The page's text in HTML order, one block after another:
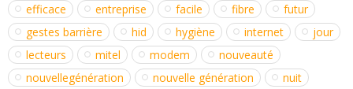
efficace
entreprise facile fibre
futur
gestes barrière
hid hygiène internet
jour
lecteurs
mitel modem
nouveauté
nouvellegénération
nouvelle génération
nuit